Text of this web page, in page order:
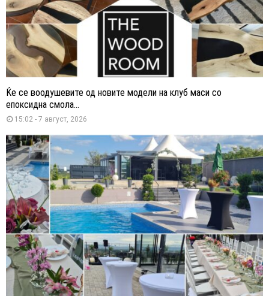
Ќе се воодушевите од новите модели на клуб маси со
епоксидна смола...
15:02 - 7 август, 2026